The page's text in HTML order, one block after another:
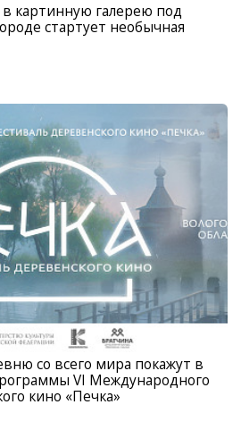
картинную галерею под
стартует необычная
со всего мира покажут в
VI Международного
кино «Печка»